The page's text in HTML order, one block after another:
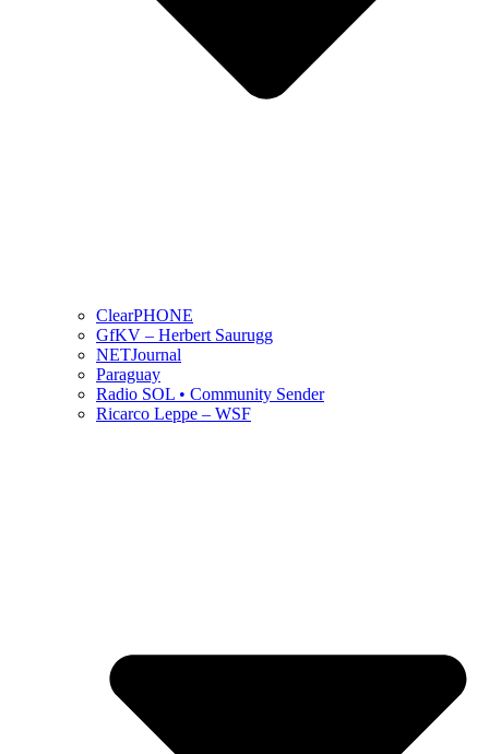
ClearPHONE
GfKV – Herbert Saurugg
NETJournal
Paraguay
Radio SOL • Community Sender
Ricarco Leppe – WSF